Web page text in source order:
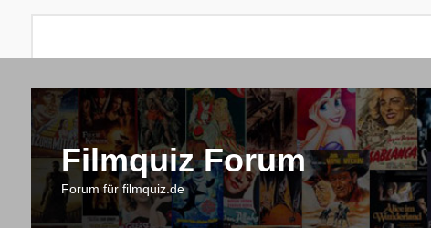
Filmquiz Forum
Forum für filmquiz.de